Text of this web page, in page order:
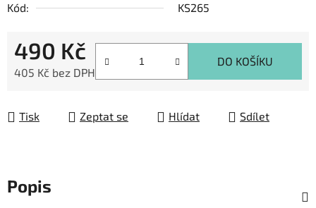
Kód:
KS265
490 Kč
405 Kč bez DPH
DO KOŠÍKU
Tisk Zeptat se Hlídat Sdílet
Popis